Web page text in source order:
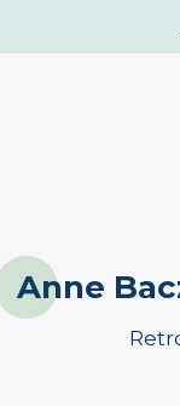
Anne